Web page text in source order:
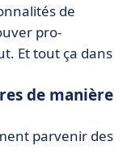
de
pro-
Et tout ça dans
de manière
parvenir des